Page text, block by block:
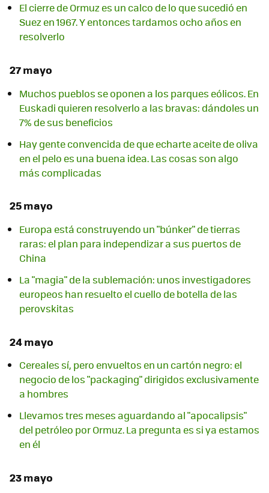
El cierre de Ormuz es un calco de lo que sucedió en
Suez en 1967. Y entonces tardamos ocho años en
resolverlo
27 mayo
Muchos pueblos se oponen a los parques eólicos. En
Euskadi quieren resolverlo a las bravas: dándoles un
7% de sus beneficios
Hay gente convencida de que echarte aceite de oliva
en el pelo es una buena idea. Las cosas son algo
más complicadas
25 mayo
Europa está construyendo un "búnker" de tierras
raras: el plan para independizar a sus puertos de
China
La "magia" de la sublemación: unos investigadores
europeos han resuelto el cuello de botella de las
perovskitas
24 mayo
Cereales sí, pero envueltos en un cartón negro: el
negocio de los "packaging" dirigidos exclusivamente
a hombres
Llevamos tres meses aguardando al "apocalipsis"
del petróleo por Ormuz. La pregunta es si ya estamos
en él
23 mayo